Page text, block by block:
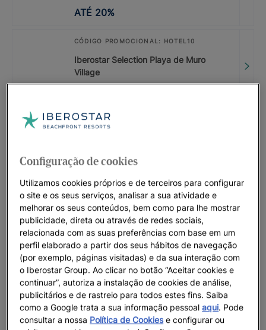
ATÉ 20%
CÓDIGO PROMOCIONAL: HOTEL10
Iberostar Selection Playa de Muro
Village
CÓDIGO PROMOCIONAL: LASTMINUTE
ATÉ 20%
CÓDIGO PROMOCIONAL: LASTMINUTE
Iberostar Selection Anthelia
ATÉ 20%
CÓDIGO PROMOCIONAL: LASTMINUTE
Iberostar Selection Kantaoui Bay |
Sousse
ATÉ 0 €
Configuração de cookies
Utilizamos cookies próprios e de terceiros para configurar
o site e os seus serviços, analisar a sua atividade e
melhorar os seus conteúdos, bem como para lhe mostrar
publicidade, direta ou através de redes sociais,
relacionada com as suas preferências com base em um
perfil elaborado a partir dos seus hábitos de navegação
(por exemplo, páginas visitadas) e da sua interação com
o Iberostar Group. Ao clicar no botão “Aceitar cookies e
continuar”, autoriza a instalação de cookies de análise,
publicitários e de rastreio para todos estes fins. Saiba
como a Google trata a sua informação pessoalaqui. Pode
consultar a nossa Política de Cookiese configurar ou